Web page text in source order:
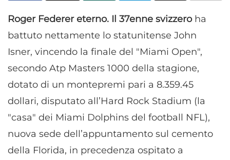
Roger Federer eterno. Il 37enne svizzeroha
battuto nettamente lo statunitense John
Isner, vincendo la finale del "Miami Open",
secondo Atp Masters 1000 della stagione,
dotato di un montepremi pari a 8.359.45
dollari, disputato all’Hard Rock Stadium (la
"casa" dei Miami Dolphins del football NFL),
nuova sede dell’appuntamento sul cemento
della Florida, in precedenza ospitato a